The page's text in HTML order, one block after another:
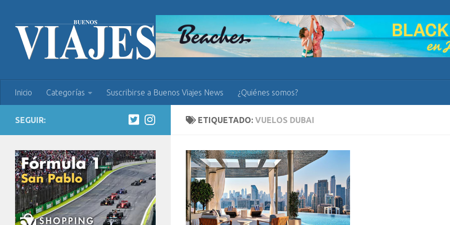
Inicio Categorías Suscribirse a Buenos Viajes News ¿Quiénes somos?
ETIQUETADO: VUELOS DUBAI
SEGUIR: